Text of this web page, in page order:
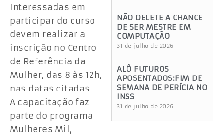
Interessadas em
participar do curso
devem realizar a
inscrição no Centro
de Referência da
Mulher, das 8 às 12h,
nas datas citadas.
A capacitação faz
parte do programa
Mulheres Mil,
NÃO DELETE A CHANCE
DE SER MESTRE EM
COMPUTAÇÃO
31 de julho de 2026
ALÔ FUTUROS
APOSENTADOS:FIM DE
SEMANA DE PERÍCIA NO
INSS
31 de julho de 2026